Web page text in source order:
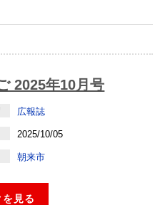
2025年10月号
広報誌
2025/10/05
朝来市
を見る